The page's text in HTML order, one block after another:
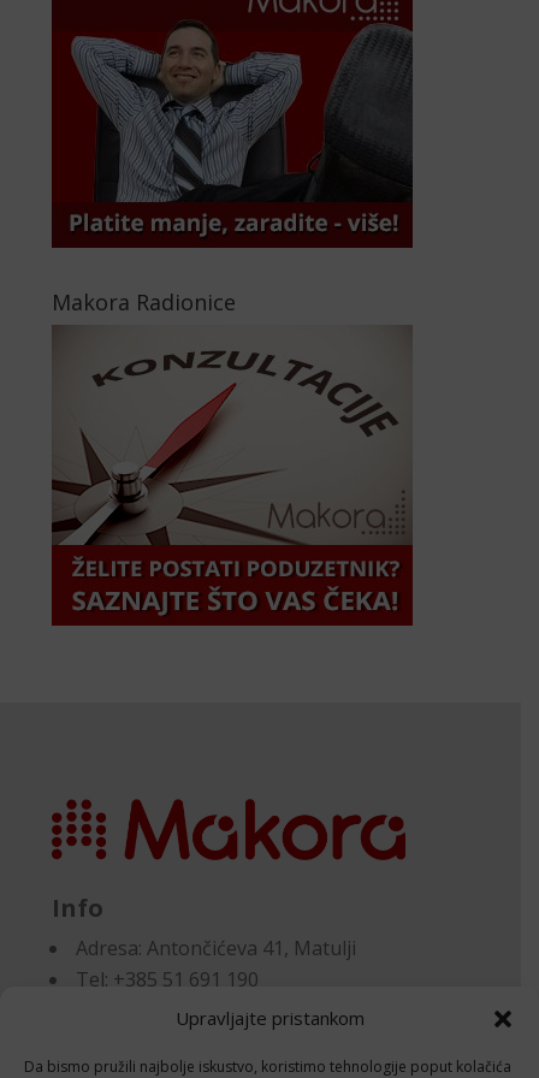
Upravljajte pristankom
Da bismo pružili najbolje iskustvo, koristimo tehnologije poput kolačića
Makora Radionice
Info
Adresa:Antončićeva 41, Matulji
Tel: +385 51 691 190
Email:knjigovodstvo@makora.hr